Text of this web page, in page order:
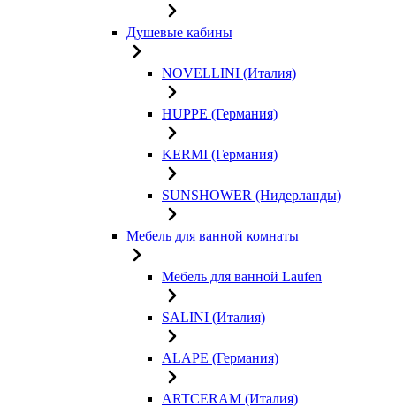
Душевые кабины
NOVELLINI (Италия)
HUPPE (Германия)
KERMI (Германия)
SUNSHOWER (Нидерланды)
Мебель для ванной комнаты
Мебель для ванной Laufen
SALINI (Италия)
ALAPE (Германия)
ARTCERAM (Италия)